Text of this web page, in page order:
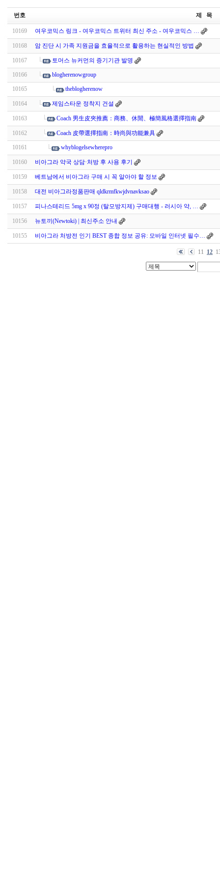
번호 제 목
10169 여우코믹스 링크 - 여우코믹스 트위터 최신 주소 - 여우코믹스 …
10168 암 진단 시 가족 지원금을 효율적으로 활용하는 현실적인 방법
10167 토머스 뉴커먼의 증기기관 발명
10166 blogherenowgroup
10165 theblogherenow
10164 제임스타운 정착지 건설
10163 Coach 男生皮夾推薦：商務、休閒、極簡風格選擇指南
10162 Coach 皮帶選擇指南：時尚與功能兼具
10161 whyblogelsewherepro
10160 비아그라 약국 상담·처방 후 사용 후기
10159 베트남에서 비아그라 구매 시 꼭 알아야 할 정보
10158 대전 비아그라정품판매 qldkrmfkwjdvnavksao
10157 피나스테리드 5mg x 90정 (탈모방지제) 구매대행 - 러시아 약, …
10156 뉴토끼(Newtoki) | 최신주소 안내
10155 비아그라 처방전 인기 BEST 종합 정보 공유: 모바일 인터넷 필수…
11 12